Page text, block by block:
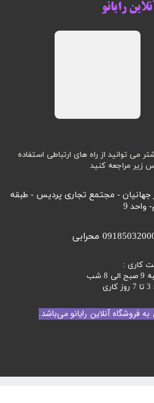
فروشگاه آنلاین رایانو می‌باشد.
می توانید از راه های ارتباطی استفاده
زیر مراجعه کنید
جهانیان - مجتمع تجاری پردیس - طبقه
واحد 9
کاری :
شب
رایانو